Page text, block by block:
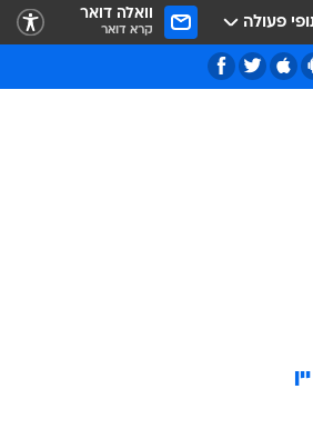
פעולה וואלה דואר
קרא דואר